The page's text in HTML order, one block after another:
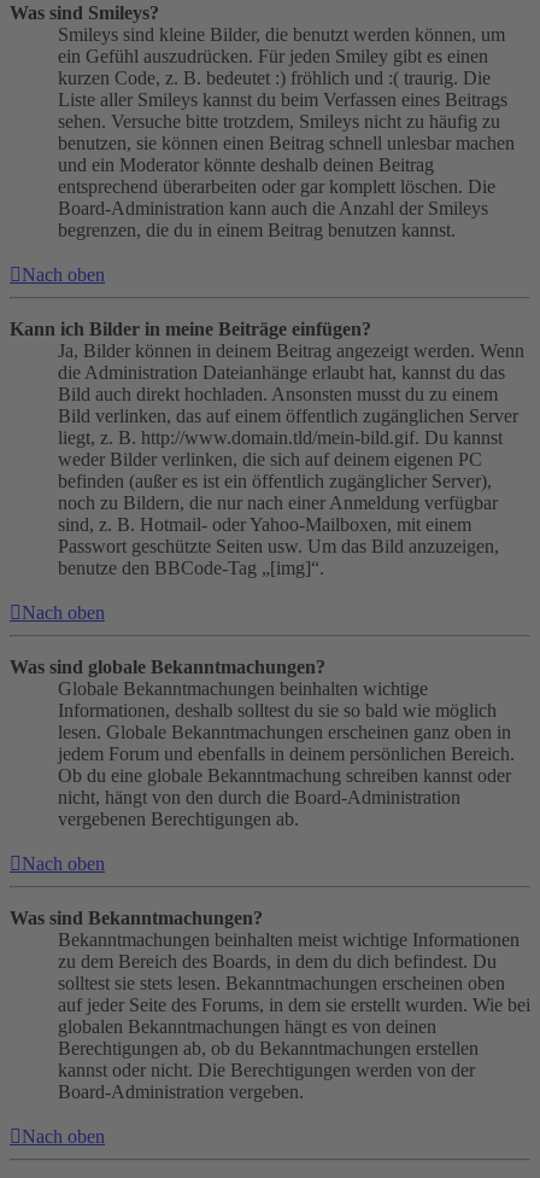
Was sind Smileys?
Smileys sind kleine Bilder, die benutzt werden können, um
ein Gefühl auszudrücken. Für jeden Smiley gibt es einen
kurzen Code, z. B. bedeutet :) fröhlich und :( traurig. Die
Liste aller Smileys kannst du beim Verfassen eines Beitrags
sehen. Versuche bitte trotzdem, Smileys nicht zu häufig zu
benutzen, sie können einen Beitrag schnell unlesbar machen
und ein Moderator könnte deshalb deinen Beitrag
entsprechend überarbeiten oder gar komplett löschen. Die
Board-Administration kann auch die Anzahl der Smileys
begrenzen, die du in einem Beitrag benutzen kannst.
Nach oben
Kann ich Bilder in meine Beiträge einfügen?
Ja, Bilder können in deinem Beitrag angezeigt werden. Wenn
die Administration Dateianhänge erlaubt hat, kannst du das
Bild auch direkt hochladen. Ansonsten musst du zu einem
Bild verlinken, das auf einem öffentlich zugänglichen Server
liegt, z. B. http://www.domain.tld/mein-bild.gif. Du kannst
weder Bilder verlinken, die sich auf deinem eigenen PC
befinden (außer es ist ein öffentlich zugänglicher Server),
noch zu Bildern, die nur nach einer Anmeldung verfügbar
sind, z. B. Hotmail- oder Yahoo-Mailboxen, mit einem
Passwort geschützte Seiten usw. Um das Bild anzuzeigen,
benutze den BBCode-Tag „[img]“.
Nach oben
Was sind globale Bekanntmachungen?
Globale Bekanntmachungen beinhalten wichtige
Informationen, deshalb solltest du sie so bald wie möglich
lesen. Globale Bekanntmachungen erscheinen ganz oben in
jedem Forum und ebenfalls in deinem persönlichen Bereich.
Ob du eine globale Bekanntmachung schreiben kannst oder
nicht, hängt von den durch die Board-Administration
vergebenen Berechtigungen ab.
Nach oben
Was sind Bekanntmachungen?
Bekanntmachungen beinhalten meist wichtige Informationen
zu dem Bereich des Boards, in dem du dich befindest. Du
solltest sie stets lesen. Bekanntmachungen erscheinen oben
auf jeder Seite des Forums, in dem sie erstellt wurden. Wie bei
globalen Bekanntmachungen hängt es von deinen
Berechtigungen ab, ob du Bekanntmachungen erstellen
kannst oder nicht. Die Berechtigungen werden von der
Board-Administration vergeben.
Nach oben